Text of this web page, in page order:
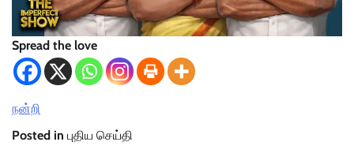
Spread the love
நன்றி
Posted in புதிய செய்தி